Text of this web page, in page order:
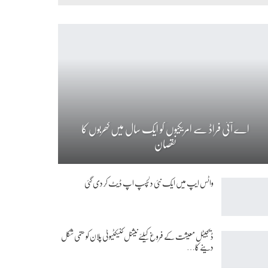
اے آئی فراڈ سے امریکیوں کو ایک سال میں کھربوں کا
نقصان
واٹس ایپ میں ایک نئی دلچسپ اپ ڈیٹ کر دی گئی
ڈیجیٹل معیشت کے فروغ کیلئے نیشنل کنیکٹیوٹی پلان کو حتمی شکل
دینے کا…